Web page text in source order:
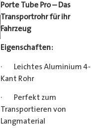
Porte Tube Pro – Das
Transportrohr für ihr
Fahrzeug
Eigenschaften:
· Leichtes Aluminium 4-
Kant Rohr
· Perfekt zum
Transportieren von
Langmaterial